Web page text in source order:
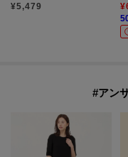
¥5,479 ¥
#アン